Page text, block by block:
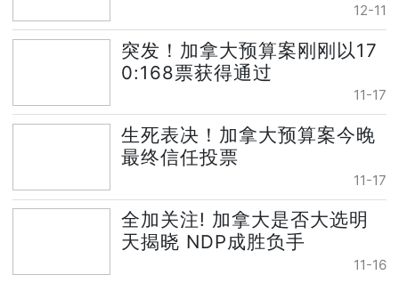
12-11
突发！加拿大预算案刚刚以17
0:168票获得通过
11-17
生死表决！加拿大预算案今晚
最终信任投票
11-17
全加关注! 加拿大是否大选明
天揭晓 NDP成胜负手
11-16